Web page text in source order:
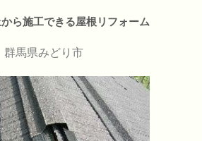
ら施工できる屋根リフォーム
群馬県みどり市